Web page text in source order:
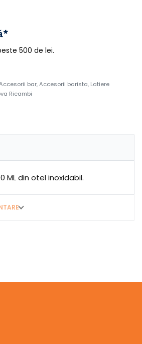
500 de lei.
bar,Accesorii barista, Latiere
Ricambi
ML din otel inoxidabil.